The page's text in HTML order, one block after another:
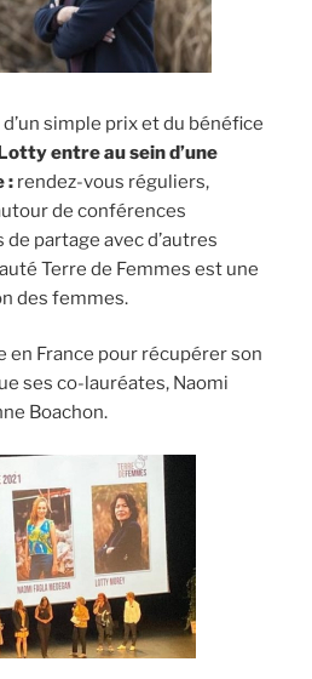
simple prix et du bénéfice
entre au sein d’une
: rendez-vous réguliers,
de conférences
partage avec d’autres
Terre de Femmes est une
des femmes.
en France pour récupérer son
ses co-lauréates, Naomi
Boachon.